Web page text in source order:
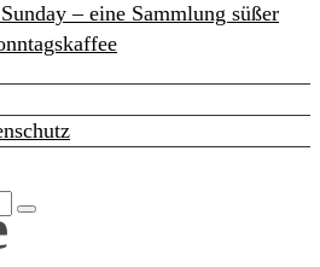
– eine Sammlung süßer